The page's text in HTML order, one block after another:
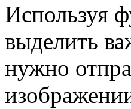
Используя
выделить
нужно